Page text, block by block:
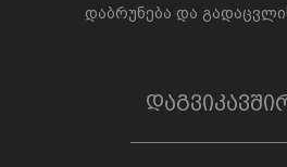
დაბრუნება და